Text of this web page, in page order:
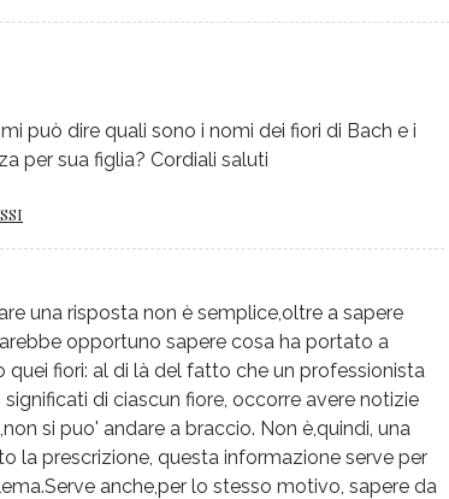
può dire quali sono i nomi dei fiori di Bach e i
per sua figlia? Cordiali saluti
una risposta non è semplice,oltre a sapere
opportuno sapere cosa ha portato a
quei fiori: al di là del fatto che un professionista
di ciascun fiore, occorre avere notizie
si puo' andare a braccio. Non è,quindi, una
la prescrizione, questa informazione serve per
anche,per lo stesso motivo, sapere da